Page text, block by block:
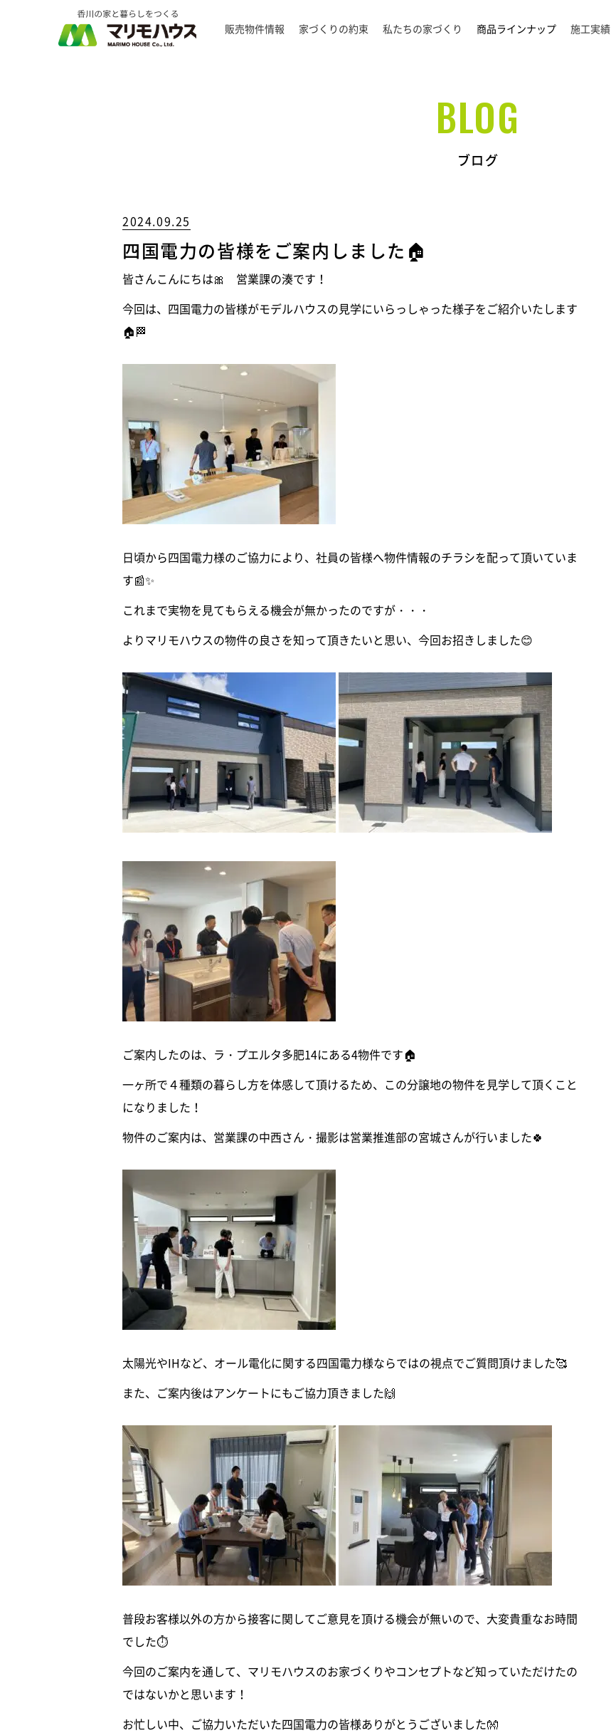
販売物件情報 家づくりの約束 私たちの家づくり 商品ラインナップ 施工実績
BLOG
ブログ
2024.09.25
四国電力の皆様をご案内しました🏠
皆さんこんにちは🎀 営業課の湊です！
今回は、四国電力の皆様がモデルハウスの見学にいらっしゃった様子をご紹介いたします
🏠🏁
日頃から四国電力様のご協力により、社員の皆様へ物件情報のチラシを配って頂いていま
す📰✨
これまで実物を見てもらえる機会が無かったのですが・・・
よりマリモハウスの物件の良さを知って頂きたいと思い、今回お招きしました😊
ご案内したのは、ラ・プエルタ多肥14にある4物件です🏠
一ヶ所で４種類の暮らし方を体感して頂けるため、この分譲地の物件を見学して頂くこと
になりました！
物件のご案内は、営業課の中西さん・撮影は営業推進部の宮城さんが行いました🍀
太陽光やIHなど、オール電化に関する四国電力様ならではの視点でご質問頂けました🥰
また、ご案内後はアンケートにもご協力頂きました🙌
普段お客様以外の方から接客に関してご意見を頂ける機会が無いので、大変貴重なお時間
でした⏱
今回のご案内を通して、マリモハウスのお家づくりやコンセプトなど知っていただけたの
ではないかと思います！
お忙しい中、ご協力いただいた四国電力の皆様ありがとうございました👐